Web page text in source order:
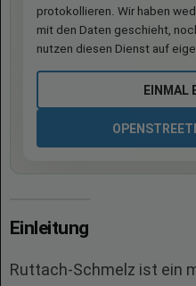
protokollieren. Wir haben
mit den Daten geschieht,
nutzen diesen Dienst auf
EINMAL
Einleitung
Ruttach-Schmelz ist ein